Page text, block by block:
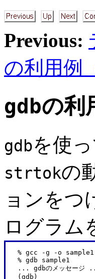
Previous:
の利用例
gdbの利
gdbを使
strtokの
ョンをつ
ログラム
% gcc -g -o
   % gdb sample1
... gdbのメッセージ